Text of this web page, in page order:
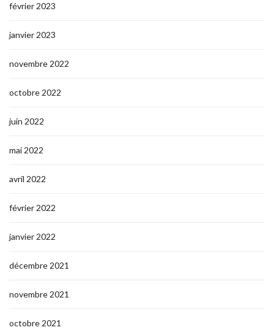
février 2023
janvier 2023
novembre 2022
octobre 2022
juin 2022
mai 2022
avril 2022
février 2022
janvier 2022
décembre 2021
novembre 2021
octobre 2021